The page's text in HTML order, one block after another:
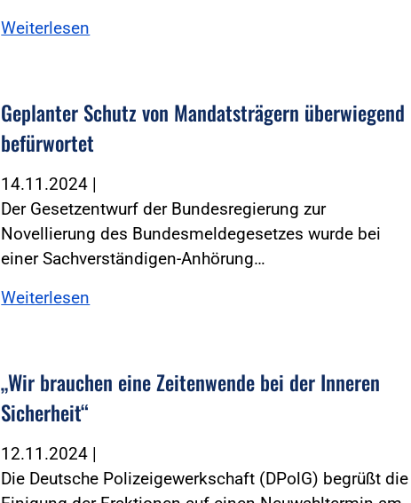
Weiterlesen
Geplanter Schutz von Mandatsträgern überwiegend
befürwortet
14.11.2024 |
Der Gesetzentwurf der Bundesregierung zur
Novellierung des Bundesmeldegesetzes wurde bei
einer Sachverständigen-Anhörung…
Weiterlesen
„Wir brauchen eine Zeitenwende bei der Inneren
Sicherheit“
12.11.2024 |
Die Deutsche Polizeigewerkschaft (DPolG) begrüßt die